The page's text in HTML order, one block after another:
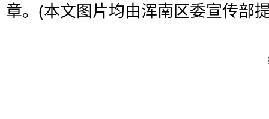
章。(本文图片均由浑南区委宣传部